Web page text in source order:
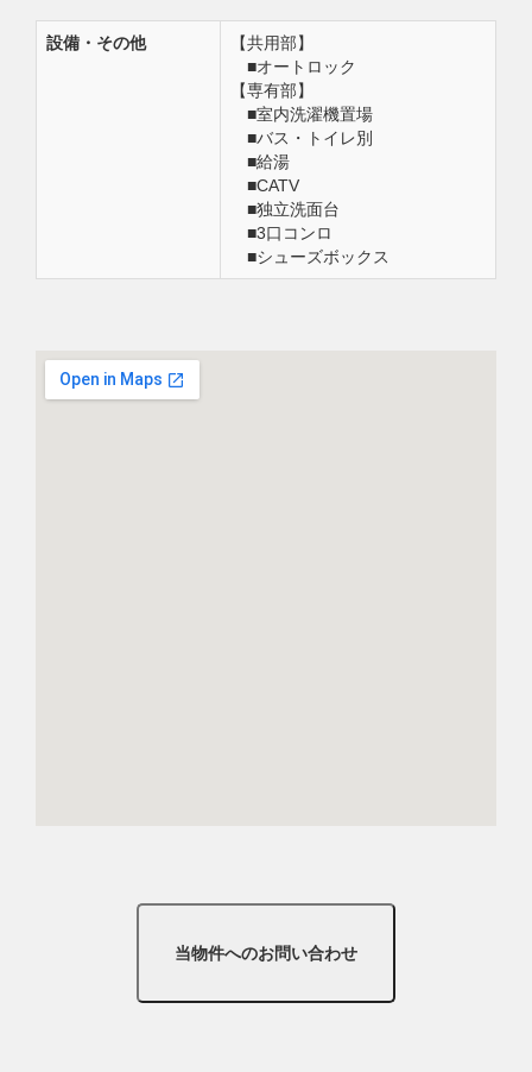
設備・その他
【共用部】
■オートロック
【専有部】
■室内洗濯機置場
■バス・トイレ別
■給湯
■CATV
■独立洗面台
■3口コンロ
■シューズボックス